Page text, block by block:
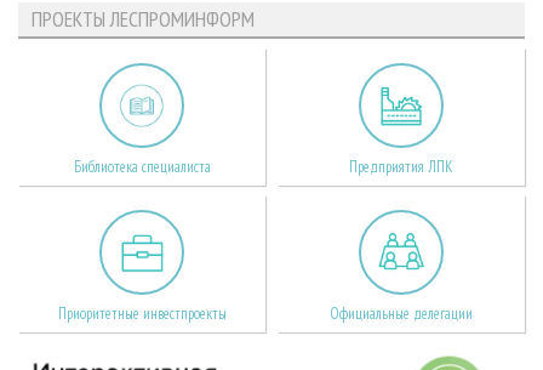
ПРОЕКТЫ ЛЕСПРОМИНФОРМ
Библиотека специалиста Предприятия ЛПК
Приоритетные инвестпроекты Официальные делегации